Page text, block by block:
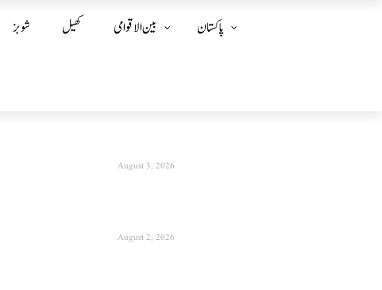
شوبز کھیل بین الا قوامی پاکستان
August 3, 2026
August 2, 2026